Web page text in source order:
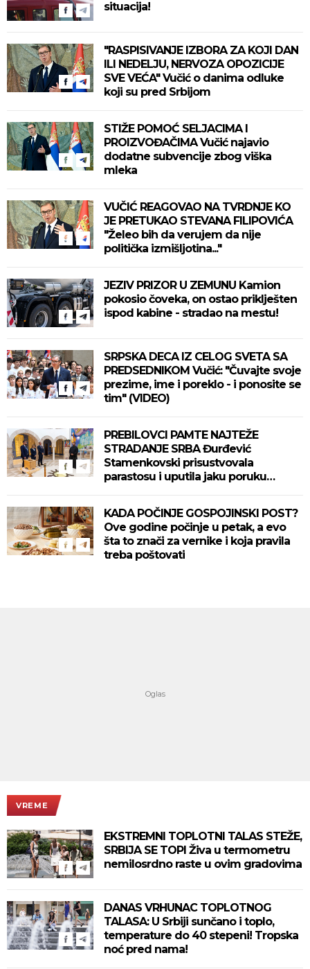
situacija!
"RASPISIVANJE IZBORA ZA KOJI DAN
ILI NEDELJU, NERVOZA OPOZICIJE
SVE VEĆA" Vučić o danima odluke
koji su pred Srbijom
STIŽE POMOĆ SELJACIMA I
PROIZVOĐAČIMA Vučić najavio
dodatne subvencije zbog viška
mleka
VUČIĆ REAGOVAO NA TVRDNJE KO
JE PRETUKAO STEVANA FILIPOVIĆA
"Želeo bih da verujem da nije
politička izmišljotina..."
JEZIV PRIZOR U ZEMUNU Kamion
pokosio čoveka, on ostao priklješten
ispod kabine - stradao na mestu!
SRPSKA DECA IZ CELOG SVETA SA
PREDSEDNIKOM Vučić: "Čuvajte svoje
prezime, ime i poreklo - i ponosite se
tim" (VIDEO)
PREBILOVCI PAMTE NAJTEŽE
STRADANJE SRBA Đurđević
Stamenkovski prisustvovala
parastosu i uputila jaku poruku
KADA POČINJE GOSPOJINSKI POST?
Ove godine počinje u petak, a evo
šta to znači za vernike i koja pravila
treba poštovati
VREME
EKSTREMNI TOPLOTNI TALAS STEŽE,
SRBIJA SE TOPI Živa u termometru
nemilosrdno raste u ovim gradovima
DANAS VRHUNAC TOPLOTNOG
TALASA: U Srbiji sunčano i toplo,
temperature do 40 stepeni! Tropska
noć pred nama!